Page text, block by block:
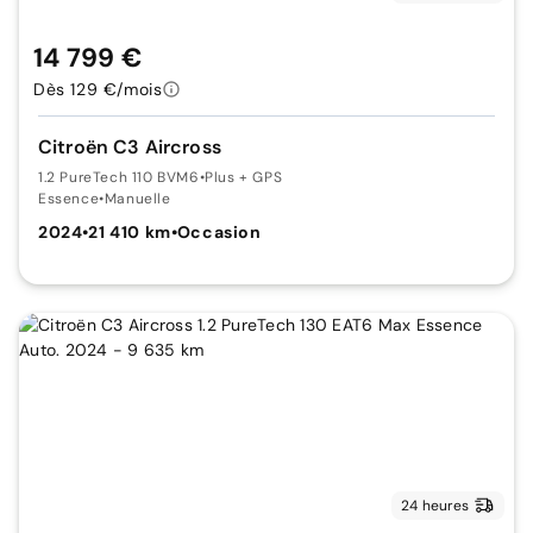
Citroën C3 Aircross
1.2 PureTech 110 BVM6•Plus + GPS
Essence•Manuelle
2024•21 410 km•Occasion
14 799 €
Dès 129 €/mois
24 heures